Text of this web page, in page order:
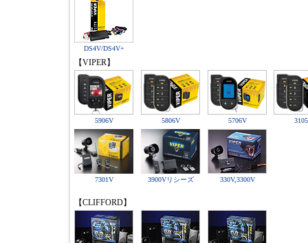
DS4V/DS4V+
【VIPER】
5906V 5806V 5706V
7301V 3900Vリシーズ 330V,3300V
【CLIFFORD】